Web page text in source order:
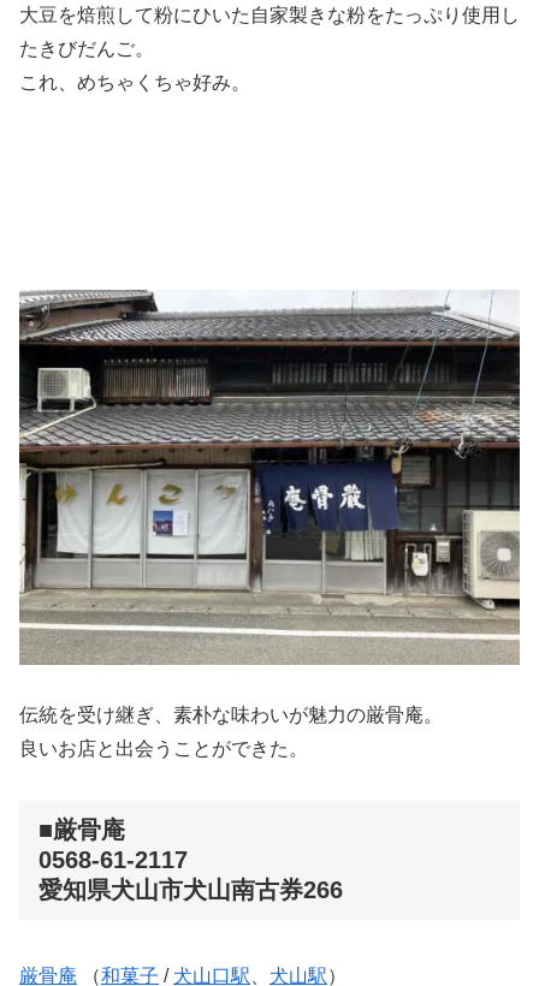
大豆を焙煎して粉にひいた自家製きな粉をたっぷり使用し
たきびだんご。
これ、めちゃくちゃ好み。
伝統を受け継ぎ、素朴な味わいが魅力の厳骨庵。
良いお店と出会うことができた。
■厳骨庵
0568-61-2117
愛知県犬山市犬山南古券266
厳骨庵 （和菓子 / 犬山口駅 犬山駅）